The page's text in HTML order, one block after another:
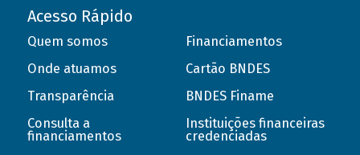
Acesso Rápido
Quem somos
Onde atuamos
Transparência
Consulta a
financiamentos
Financiamentos
Cartão BNDES
BNDES Finame
Instituições financeiras
credenciadas